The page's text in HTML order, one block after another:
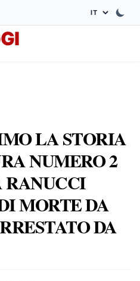
LA STORIA
NUMERO 2
RANUCCI
MORTE DA
DA